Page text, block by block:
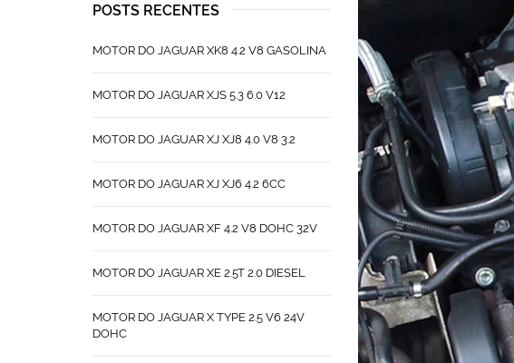
POSTS RECENTES
MOTOR DO JAGUAR XK8 4.2 V8 GASOLINA
MOTOR DO JAGUAR XJS 5.3 6.0 V12
MOTOR DO JAGUAR XJ XJ8 4.0 V8 3.2
MOTOR DO JAGUAR XJ XJ6 4.2 6CC
MOTOR DO JAGUAR XF 4.2 V8 DOHC 32V
MOTOR DO JAGUAR XE 2.5T 2.0 DIESEL
MOTOR DO JAGUAR X TYPE 2.5 V6 24V
DOHC